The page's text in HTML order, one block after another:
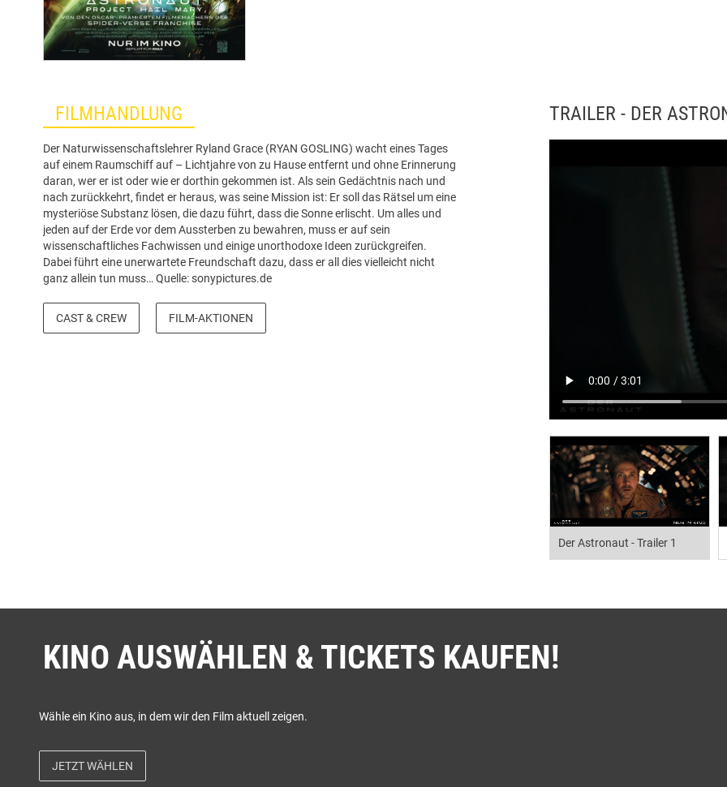
FILMHANDLUNG
Der Naturwissenschaftslehrer Ryland Grace (RYAN GOSLING) wacht eines Tages
auf einem Raumschiff auf – Lichtjahre von zu Hause entfernt und ohne Erinnerung
daran, wer er ist oder wie er dorthin gekommen ist. Als sein Gedächtnis nach und
nach zurückkehrt, findet er heraus, was seine Mission ist: Er soll das Rätsel um eine
mysteriöse Substanz lösen, die dazu führt, dass die Sonne erlischt. Um alles und
jeden auf der Erde vor dem Aussterben zu bewahren, muss er auf sein
wissenschaftliches Fachwissen und einige unorthodoxe Ideen zurückgreifen.
Dabei führt eine unerwartete Freundschaft dazu, dass er all dies vielleicht nicht
ganz allein tun muss… Quelle: sonypictures.de
CAST & CREW FILM-AKTIONEN
TRAILER - DER
Der Astronaut - Trailer 1
KINO AUSWÄHLEN & TICKETS KAUFEN!
Wähle ein Kino aus, in dem wir den Film aktuell zeigen.
JETZT WÄHLEN